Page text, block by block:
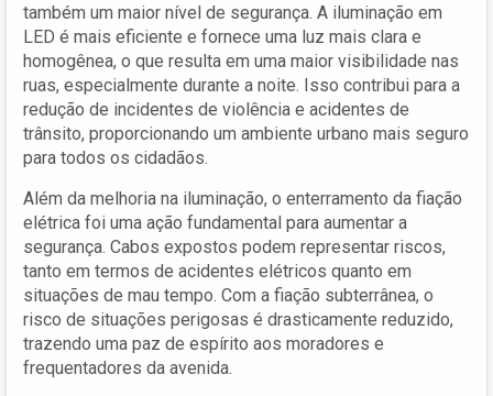
também um maior nível de segurança. A iluminação em
LED é mais eficiente e fornece uma luz mais clara e
homogênea, o que resulta em uma maior visibilidade nas
ruas, especialmente durante a noite. Isso contribui para a
redução de incidentes de violência e acidentes de
trânsito, proporcionando um ambiente urbano mais seguro
para todos os cidadãos.
Além da melhoria na iluminação, o enterramento da fiação
elétrica foi uma ação fundamental para aumentar a
segurança. Cabos expostos podem representar riscos,
tanto em termos de acidentes elétricos quanto em
situações de mau tempo. Com a fiação subterrânea, o
risco de situações perigosas é drasticamente reduzido,
trazendo uma paz de espírito aos moradores e
frequentadores da avenida.